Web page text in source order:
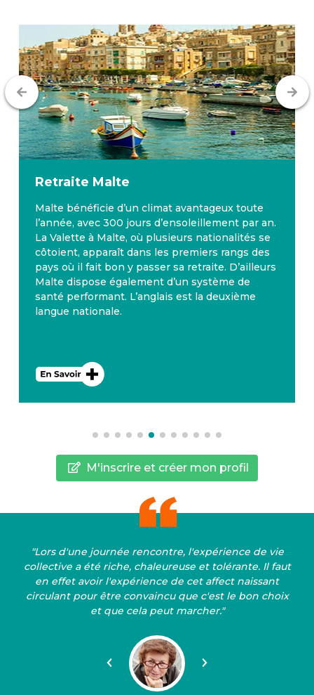
Retraite Malte
Malte bénéficie d’un climat avantageux toute
l’année, avec 300 jours d’ensoleillement par an.
La Valette à Malte, où plusieurs nationalités se
côtoient, apparaît dans les premiers rangs des
pays où il fait bon y passer sa retraite. D’ailleurs
Malte dispose également d’un système de
santé performant. L’anglais est la deuxième
langue nationale.
M'inscrire et créer mon profil
"Lors d'une journée rencontre, l'expérience de vie
collective a été riche, chaleureuse et tolérante. Il faut
en effet avoir l'expérience de cet affect naissant
circulant pour être convaincu que c'est le bon choix
et que cela peut marcher."
Précédent Suivant